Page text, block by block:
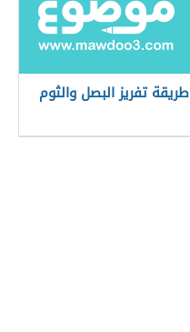
طريقة تفريز البصل والثوم